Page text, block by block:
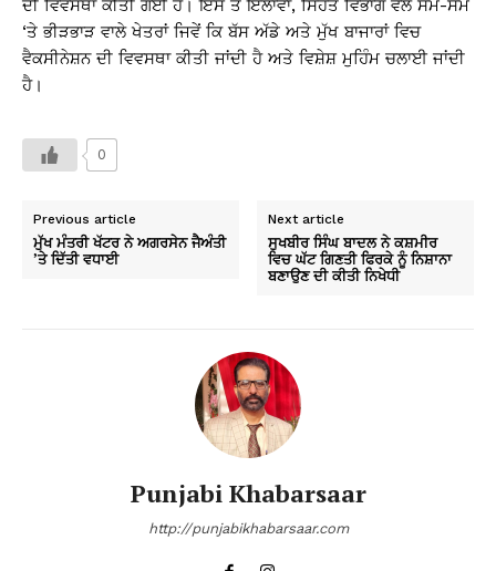
ਦੀ ਵਿਵਸਥਾ ਕੀਤੀ ਗਈ ਹੈ। ਇਸ ਤੋਂ ਇਲਾਵਾ, ਸਿਹਤ ਵਿਭਾਗ ਵੱਲੋਂ ਸਮੇਂ-ਸਮੇਂ
‘ਤੇ ਭੀੜਭਾੜ ਵਾਲੇ ਖੇਤਰਾਂ ਜਿਵੇਂ ਕਿ ਬੱਸ ਅੱਡੇ ਅਤੇ ਮੁੱਖ ਬਾਜਾਰਾਂ ਵਿਚ
ਵੈਕਸੀਨੇਸ਼ਨ ਦੀ ਵਿਵਸਥਾ ਕੀਤੀ ਜਾਂਦੀ ਹੈ ਅਤੇ ਵਿਸ਼ੇਸ਼ ਮੁਹਿੰਮ ਚਲਾਈ ਜਾਂਦੀ
ਹੈ।
0
Previous article
ਮੁੱਖ ਮੰਤਰੀ ਖੱਟਰ ਨੇ ਅਗਰਸੇਨ ਜੈਅੰਤੀ
’ਤੇ ਦਿੱਤੀ ਵਧਾਈ
Next article
ਸੁਖਬੀਰ ਸਿੰਘ ਬਾਦਲ ਨੇ ਕਸ਼ਮੀਰ
ਵਿਚ ਘੱਟ ਗਿਣਤੀ ਫਿਰਕੇ ਨੂੰ ਨਿਸ਼ਾਨਾ
ਬਣਾਉਣ ਦੀ ਕੀਤੀ ਨਿਖੇਧੀ
Punjabi Khabarsaar
http://punjabikhabarsaar.com